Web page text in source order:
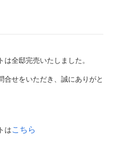
全邸完売いたしました。
合せをいただき、誠にありがと
はこちら